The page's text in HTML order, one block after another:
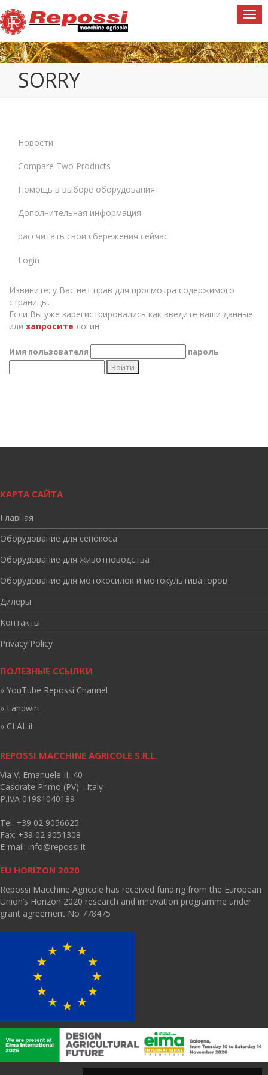
SORRY
Новости
Compare Two Products
Помощь в выборе оборудования
Дополнительная информация
рассчитать свои сбережения сейчас
Login
Извините: у Вас нет прав для просмотра содержимого
страницы.
Если Вы уже зарегистрировались как введите ваши данные
или запросите логин
Имя пользователя пароль
КАРТА САЙТА
Главная
Оборудование для сенокоса
Оборудование для животноводства
Оборудование для мотокосилок и мотокультиваторов
Дилеры
Контакты
Privacy Policy
ПОЛЕЗНЫЕ ССЫЛКИ
» YouTube Repossi Channel
» Landwirt
» CLAL.it
REPOSSI MACCHINE AGRICOLE S.R.L.
Via V. Emanuele II, 40
Casorate Primo (PV) - Italy
P.IVA 01981040189
Tel: +39 02 9056625
Fax: +39 02 9051308
E-mail: info@repossi.it
EU HORIZON 2020
Repossi Macchine Agricole has received funding from the European
Union’s Horizon 2020 research and innovation programme under
grant agreement No 778475